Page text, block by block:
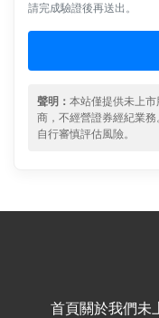
請完成驗證後再送出。
聲明： 本站僅提供未上
商，不經營證券經紀業
自行審慎評估風險。
首頁關於我們未